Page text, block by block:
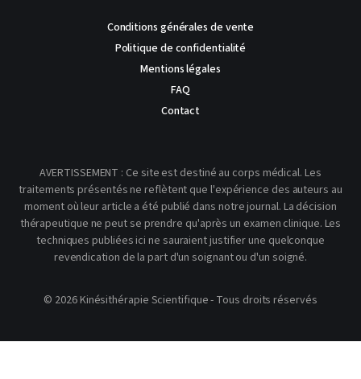
Conditions générales de vente
Politique de confidentialité
Mentions légales
FAQ
Contact
AVERTISSEMENT : Ce site est destiné au corps médical. Les
traitements présentés ne reflètent que l'expérience des auteurs au
moment où leur article a été publié dans notre journal. La décision
thérapeutique ne peut se prendre qu'après un examen clinique. Les
techniques publiées ici ne sauraient justifier une quelconque
revendication de la part d'un soignant ou d'un soigné.
© 2026 Kinésithérapie Scientifique - Tous droits réservés